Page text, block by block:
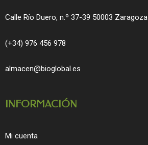
Calle Río Duero, n.º 37-39 50003 Zaragoza
(+34) 976 456 978
almacen@bioglobal.es
INFORMACIÓN
Mi cuenta